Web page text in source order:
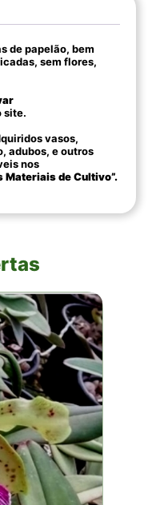
de papelão, bem
sem flores,
site.
vasos,
adubos, e outros
nos
Materiais de Cultivo”.